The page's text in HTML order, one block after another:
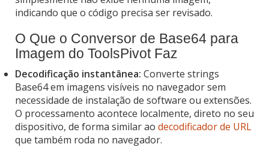
indicando que o código precisa ser revisado.
O Que o Conversor de Base64 para
Imagem do ToolsPivot Faz
Decodificação instantânea: Converte strings
Base64 em imagens visíveis no navegador sem
necessidade de instalação de software ou extensões.
O processamento acontece localmente, direto no seu
dispositivo, de forma similar ao decodificador de URL
que também roda no navegador.